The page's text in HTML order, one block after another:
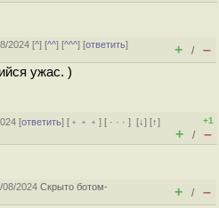
2024 [^] [^^] [^^^] [ответить]
+ / –
ужас. )
[ответить] [ ﹢﹢﹢] [ · · ·][↓] [↑]
+1
+ / –
08/2024Скрыто ботом-
+ / –